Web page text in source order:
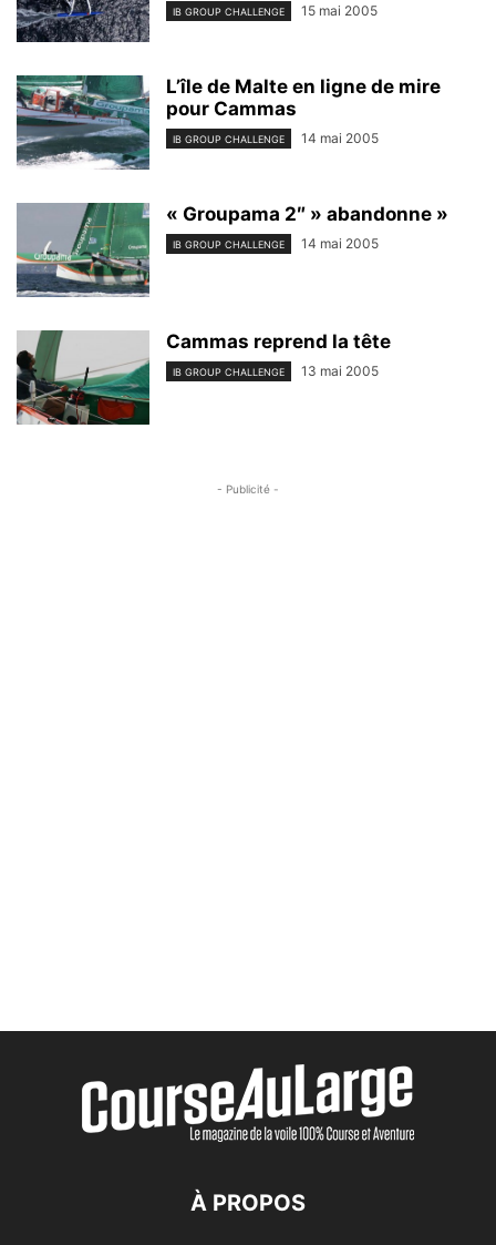
IB GROUP CHALLENGE 15 mai 2005
L’île de Malte en ligne de mire
pour Cammas
IB GROUP CHALLENGE 14 mai 2005
« Groupama 2″ » abandonne »
IB GROUP CHALLENGE 14 mai 2005
Cammas reprend la tête
IB GROUP CHALLENGE 13 mai 2005
- Publicité -
À PROPOS